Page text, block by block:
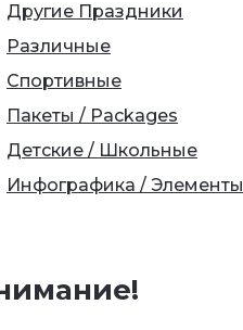
Другие Праздники
Различные
Спортивные
Пакеты / Packages
Детские / Школьные
Инфографика / Элементы